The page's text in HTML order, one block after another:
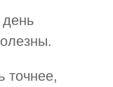
точнее,